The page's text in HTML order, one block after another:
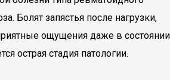
Болят запястья после нагрузки,
ощущения даже в состоянии
острая стадия патологии.